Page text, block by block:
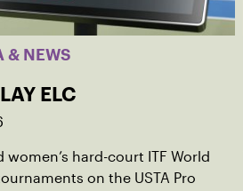
& NEWS
ELC
women’s hard-court ITF World
on the USTA Pro